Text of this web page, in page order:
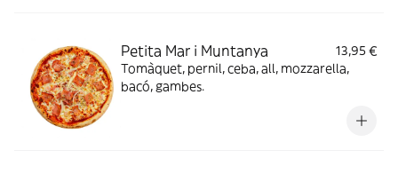
Petita Mar i Muntanya
13,95 €
Tomàquet, pernil, ceba, all, mozzarella,
bacó, gambes.